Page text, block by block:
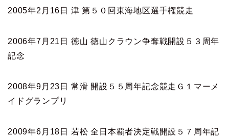
2005年2月16日 津 第５０回東海地区選手権競走
2006年7月21日 徳山 徳山クラウン争奪戦開設５３周年
記念
2008年9月23日 常滑 開設５５周年記念競走Ｇ１マーメ
イドグランプリ
2009年6月18日 若松 全日本覇者決定戦開設５７周年記